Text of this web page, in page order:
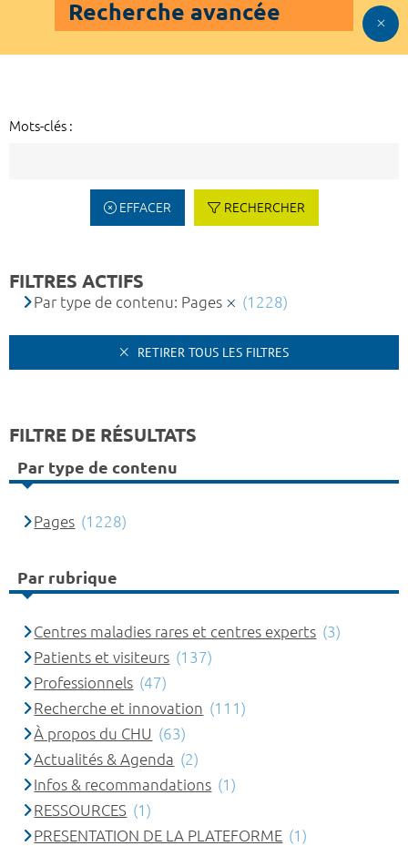
Recherche avancée
Mots-clés :
EFFACER RECHERCHER
FILTRES ACTIFS
Par type de contenu: Pages (1228)
RETIRER TOUS LES FILTRES
FILTRE DE RÉSULTATS
Par type de contenu
Pages (1228)
Par rubrique
Centres maladies rares et centres experts (3)
Patients et visiteurs (137)
Professionnels (47)
Recherche et innovation (111)
À propos du CHU (63)
Actualités & Agenda (2)
Infos & recommandations (1)
RESSOURCES (1)
PRESENTATION DE LA PLATEFORME (1)